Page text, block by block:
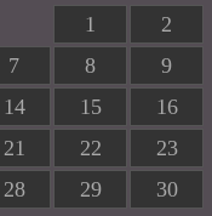
1
2
7 8
9
14 15
16
21 22
23
28 29
30